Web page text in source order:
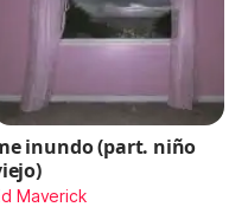
inundo (part. niño
Maverick